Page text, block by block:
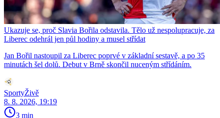
Ukazuje se, proč Slavia Bořila odstavila. Tělo už nespolupracuje, za
Liberec odehrál jen půl hodiny a musel střídat
Jan Bořil nastoupil za Liberec poprvé v základní sestavě, a po 35
minutách šel dolů. Debut v Brně skončil nuceným střídáním.
SportyŽivě
8. 8. 2026, 19:19
3 min